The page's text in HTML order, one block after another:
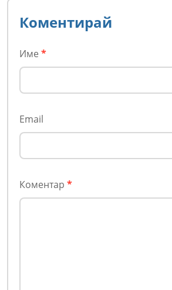
Коментирай
Име *
Email
Коментар *